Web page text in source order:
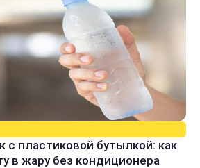
с пластиковой бутылкой: как
в жару без кондиционера